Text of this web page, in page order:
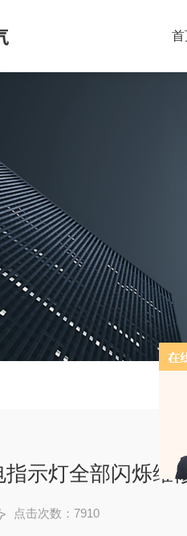
首
示灯全部闪烁维
点击次数：7910